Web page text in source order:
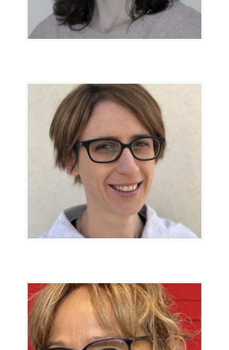
Isabelle Gysi
Direction
GF@svtpt.ch
Nadine Caldelari
Weiterbildung
nadine.caldelari@svtpt.ch